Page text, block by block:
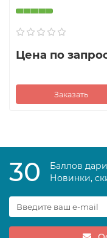
Цена по
Заказать
30
Баллов
Новинки,